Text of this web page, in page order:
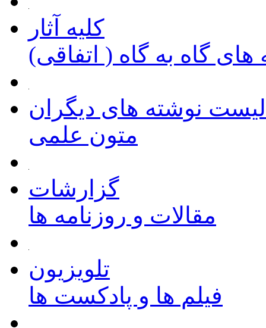
کلیه آثار
های گاه به گاه ( اتفاقی)
لیست نوشته های دیگران
متون علمی
گزارشات
مقالات و روزنامه ها
تلویزیون
فیلم ها و پادکست ها